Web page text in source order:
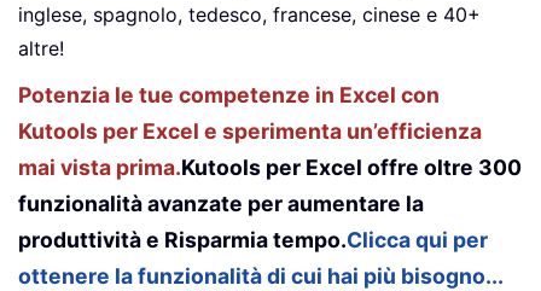
inglese, spagnolo, tedesco, francese, cinese e 40+
altre!
Potenzia le tue competenze in Excel con
Kutools per Excel e sperimenta un’efficienza
mai vista prima.Kutools per Excel offre oltre 300
funzionalità avanzate per aumentare la
produttività e Risparmia tempo.Clicca qui per
ottenere la funzionalità di cui hai più bisogno...